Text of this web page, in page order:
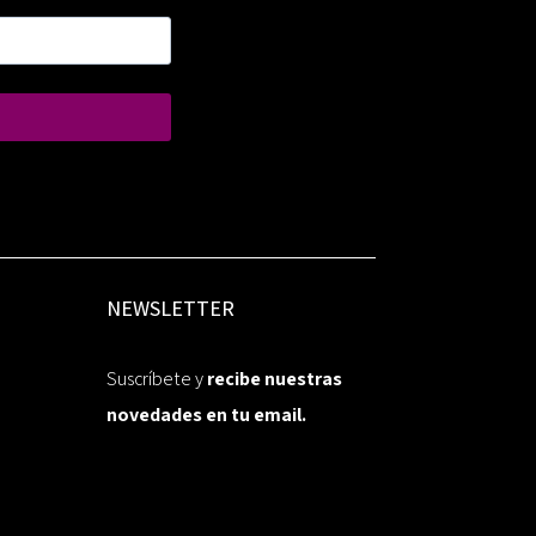
NEWSLETTER
Suscríbete yrecibe nuestras
novedades en tu email.